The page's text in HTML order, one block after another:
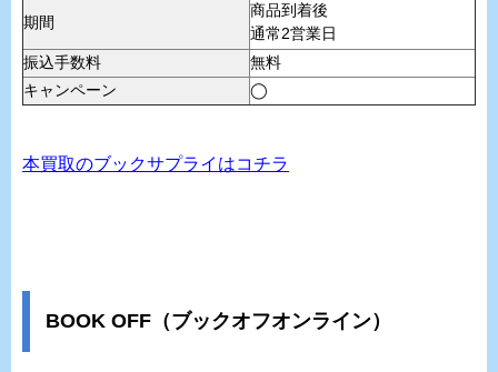
期間
商品到着後
通常2営業日
振込手数料
無料
キャンペーン
◯
本買取のブックサプライはコチラ
BOOK OFF（ブックオフオンライン）